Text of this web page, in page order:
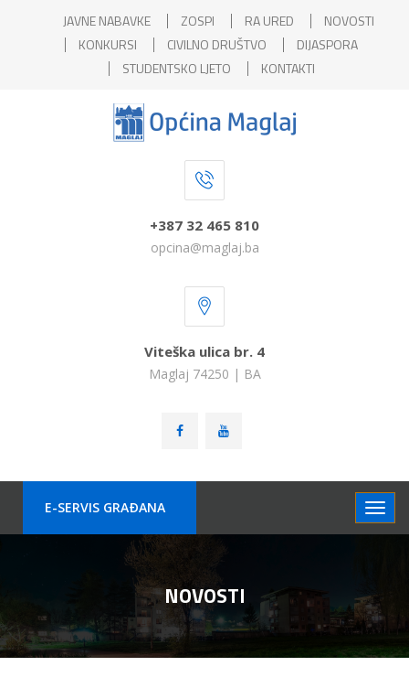
JAVNE NABAVKE ZOSPI RA URED
NOVOSTI
KONKURSI
CIVILNO DRUŠTVO
DIJASPORA
STUDENTSKO LJETO
KONTAKTI
+387 32 465 810
opcina@maglaj.ba
Viteška ulica br. 4
Maglaj 74250 | BA
E-SERVIS GRAÐANA
NOVOSTI